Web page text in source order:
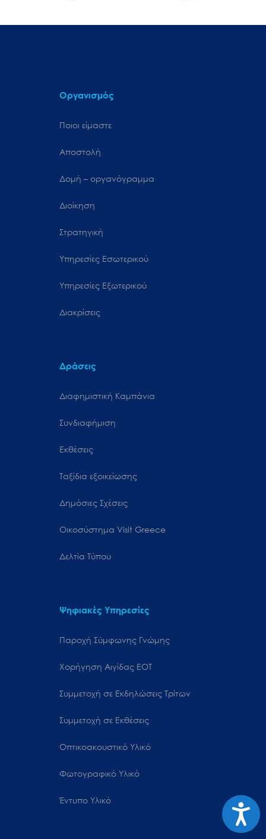
Οργανισμός
Ποιοι είμαστε
Αποστολή
Δομή – οργανόγραμμα
Διοίκηση
Στρατηγική
Υπηρεσίες Εσωτερικού
Υπηρεσίες Εξωτερικού
Διακρίσεις
Δράσεις
Διαφημιστική Καμπάνια
Συνδιαφήμιση
Εκθέσεις
Ταξίδια εξοικείωσης
Δημόσιες Σχέσεις
Oικοσύστημα Visit Greece
Δελτία Τύπου
Ψηφιακές Υπηρεσίες
Παροχή Σύμφωνης Γνώμης
Χορήγηση Αιγίδας ΕΟΤ
Συμμετοχή σε Εκδηλώσεις Τρίτων
Συμμετοχή σε Εκθέσεις
Οπτικοακουστικό Υλικό
Φωτογραφικό Υλικό
Έντυπο Υλικό